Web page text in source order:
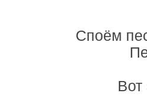
Споём